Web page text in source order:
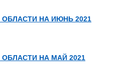
НА ИЮНЬ 2021
НА МАЙ 2021